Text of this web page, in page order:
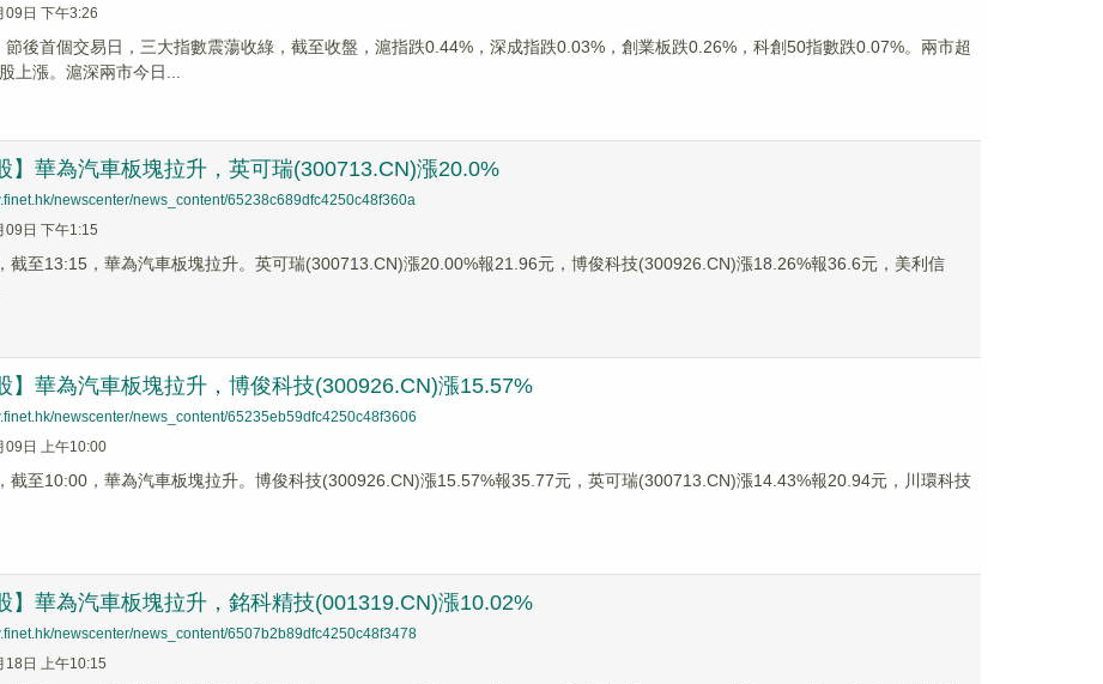
09日 下午3:26
節後首個交易日，三大指數震蕩收綠，截至收盤，滬指跌0.44%，深成指跌0.03%，創業板跌0.26%，科創50指數跌0.07%。兩市超
上漲。滬深兩市今日...
】華為汽車板塊拉升，英可瑞(300713.CN)漲20.0%
newscenter/news_content/65238c689dfc4250c48f360a
09日 下午1:15
截至13:15，華為汽車板塊拉升。英可瑞(300713.CN)漲20.00%報21.96元，博俊科技(300926.CN)漲18.26%報36.6元，美利信
】華為汽車板塊拉升，博俊科技(300926.CN)漲15.57%
newscenter/news_content/65235eb59dfc4250c48f3606
09日 上午10:00
截至10:00，華為汽車板塊拉升。博俊科技(300926.CN)漲15.57%報35.77元，英可瑞(300713.CN)漲14.43%報20.94元，川環科技
】華為汽車板塊拉升，銘科精技(001319.CN)漲10.02%
newscenter/news_content/6507b2b89dfc4250c48f3478
18日 上午10:15